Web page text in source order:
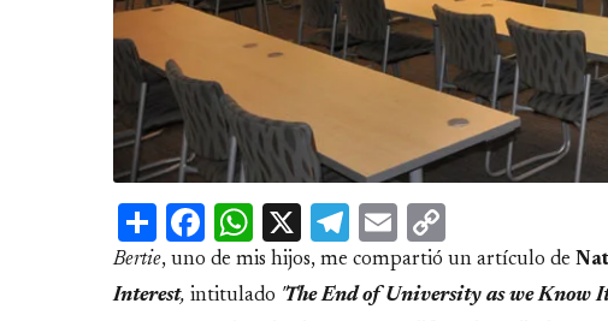
ShareFacebook
WhatsApp
X Telegram
Email
Link
Bertie, uno de mis hijos, me compartió un artículo de
Interest, intitulado 'The End of University as we Know